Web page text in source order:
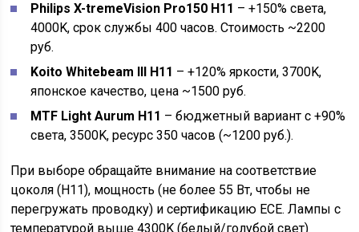
Philips X-tremeVision Pro150 H11 – +150% света,
4000K, срок службы 400 часов. Стоимость ~2200
руб.
Koito Whitebeam III H11 – +120% яркости, 3700K,
японское качество, цена ~1500 руб.
MTF Light Aurum H11 – бюджетный вариант с +90%
света, 3500K, ресурс 350 часов (~1200 руб.).
При выборе обращайте внимание на соответствие
цоколя (H11), мощность (не более 55 Вт, чтобы не
перегружать проводку) и сертификацию ECE. Лампы с
температурой выше 4300K (белый/голубой свет)